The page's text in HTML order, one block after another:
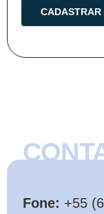
Fone: +55